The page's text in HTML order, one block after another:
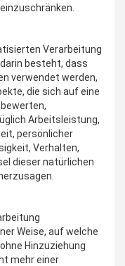
Verarbeitung
besteht, dass
verwendet werden,
die sich auf eine
Arbeitsleistung,
persönlicher
Verhalten,
dieser natürlichen
Weise, auf welche
Hinzuziehung
mehr einer